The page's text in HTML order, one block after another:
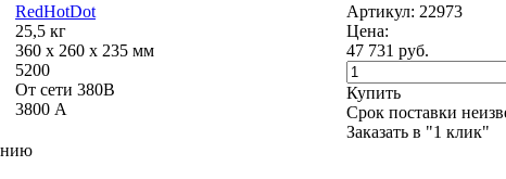
RedHotDot
25,5 кг
360 х 260 х 235 мм
5200
От сети 380В
3800 А
Артикул: 22973
Цена:
47 731 руб.
Купить
Срок поставки
Заказать в "1 клик"